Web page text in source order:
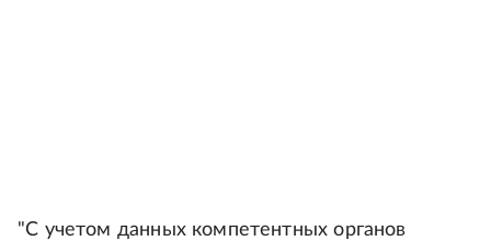
"С учетом данных компетентных органов